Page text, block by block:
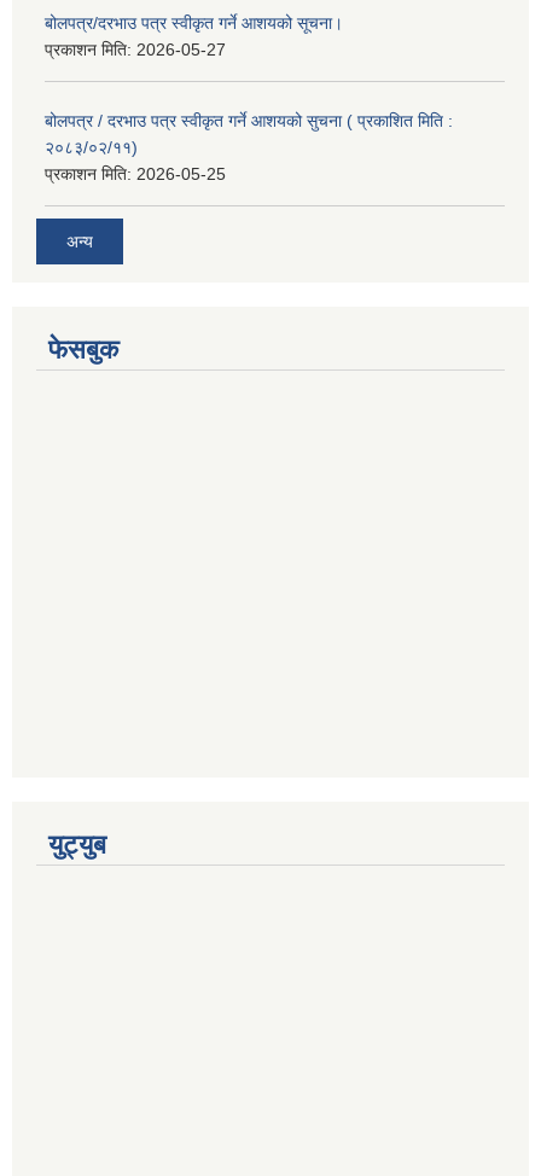
बोलपत्र/दरभाउ पत्र स्वीकृत गर्ने आशयको सूचना।
प्रकाशन मिति: 2026-05-27
बोलपत्र / दरभाउ पत्र स्वीकृत गर्ने आशयको सुचना ( प्रकाशित मिति :
२०८३/०२/११)
प्रकाशन मिति: 2026-05-25
अन्य
फेसबुक
युट्युब